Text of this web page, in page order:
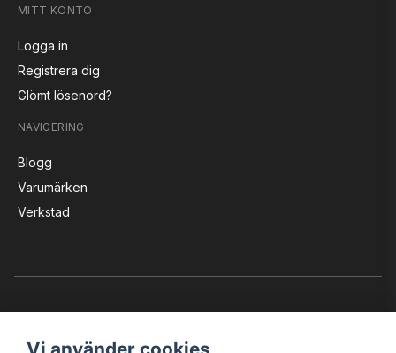
MITT KONTO
Logga in
Registrera dig
Glömt lösenord?
NAVIGERING
Blogg
Varumärken
Verkstad